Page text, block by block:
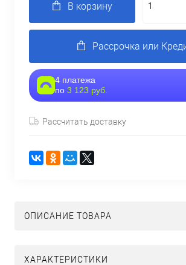
В корзину
Рассрочка или
4 платежа
по 3 123 руб.
Рассчитать доставку
ОПИСАНИЕ ТОВАРА
ХАРАКТЕРИСТИКИ